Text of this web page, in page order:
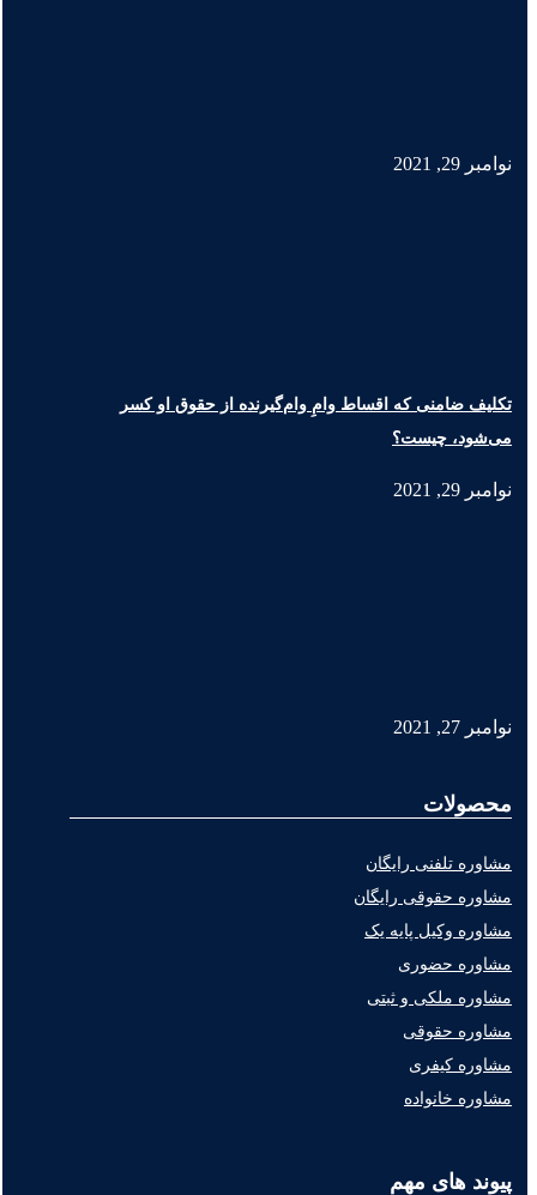
نوامبر 29, 2021
تکلیف ضامنی که اقساط وامِ وام‌گیرنده از حقوق او کسر
می‌شود، چیست؟
نوامبر 29, 2021
نوامبر 27, 2021
محصولات
مشاوره تلفنی رایگان
مشاوره حقوقی رایگان
مشاوره وکیل پایه یک
مشاوره حضوری
مشاوره ملکی و ثبتی
مشاوره حقوقی
مشاوره کیفری
مشاوره خانواده
پیوند های مهم